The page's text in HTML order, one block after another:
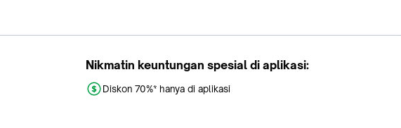
Nikmatin keuntungan spesial di aplikasi:
Diskon 70%* hanya di aplikasi